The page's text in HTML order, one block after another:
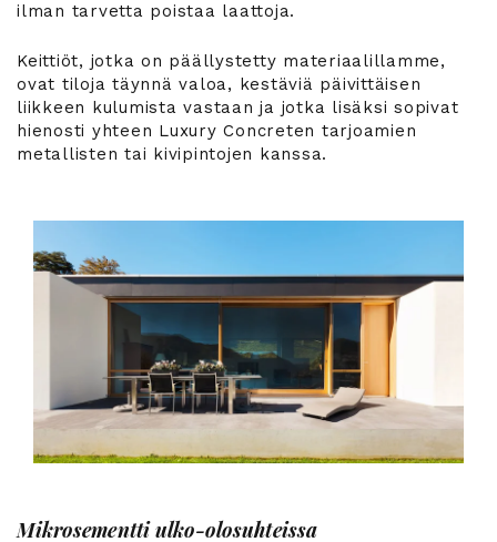
ilman tarvetta poistaa laattoja.
Keittiöt, jotka on päällystetty materiaalillamme,
ovat tiloja täynnä valoa, kestäviä päivittäisen
liikkeen kulumista vastaan ja jotka lisäksi sopivat
hienosti yhteen Luxury Concreten tarjoamien
metallisten tai kivipintojen kanssa.
Mikrosementti ulko-olosuhteissa